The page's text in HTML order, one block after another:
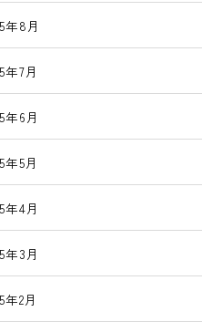
年8月
年7月
年6月
年5月
年4月
年3月
年2月